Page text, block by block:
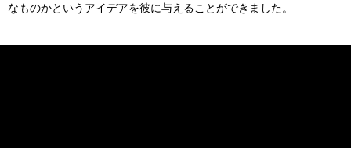
なものかというアイデアを彼に与えることができました。